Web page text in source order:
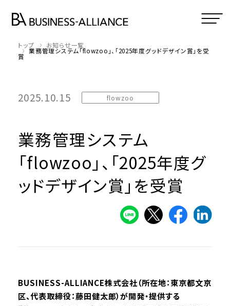
トップ お知らせ一覧
業務管理システム「flowzoo」、「2025年度グッドデザイン賞」を受
賞
2025.10.15 flowzoo
業務管理システム
「flowzoo」、「2025年度グ
ッドデザイン賞」を受賞
BUSINESS-ALLIANCE株式会社（所在地：東京都文京
区、代表取締役：藤田健太郎）が開発・提供する